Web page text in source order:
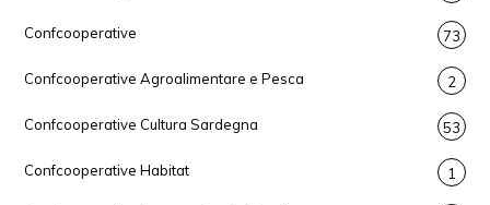
Confcooperative 73
Confcooperative Agroalimentare e Pesca 2
Confcooperative Cultura Sardegna 53
Confcooperative Habitat 1